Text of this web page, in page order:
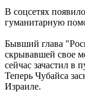
В соцсетях
гуманитарную
Бывший глава
скрывавшей свое
сейчас зачастил в
Теперь Чубайса
Израиле.